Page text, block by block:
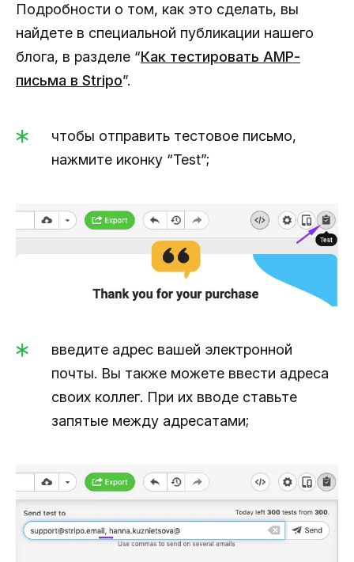
Подробности о том, как это сделать, вы
найдете в специальной публикации нашего
блога, в разделе “Как тестировать АМР-
письма в Stripo”.
чтобы отправить тестовое письмо,
нажмите иконку “Test”;
введите адрес вашей электронной
почты. Вы также можете ввести адреса
своих коллег. При их вводе ставьте
запятые между адресатами;